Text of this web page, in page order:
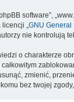
software”,
„ GNU General
nie kontrolują
o charakterze
zmienić,
bez twojej